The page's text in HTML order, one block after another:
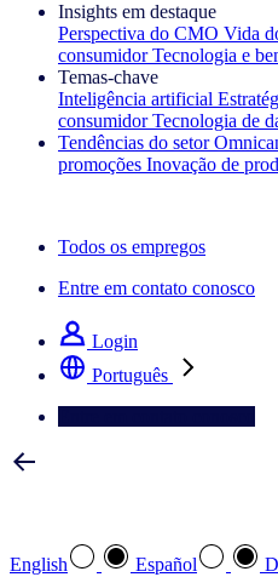
Insights em destaque
Perspectiva do CMO Vida
consumidor Tecnologia e
Temas‑chave
Inteligência artificial
consumidor Tecnologia de
Tendências do setor
promoções Inovação de
Todos os empregos
Entre em contato conosco
Login
Português
English Español